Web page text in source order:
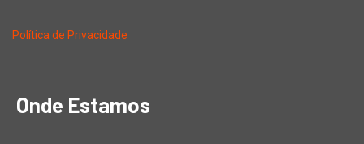
Política de Privacidade
Onde Estamos